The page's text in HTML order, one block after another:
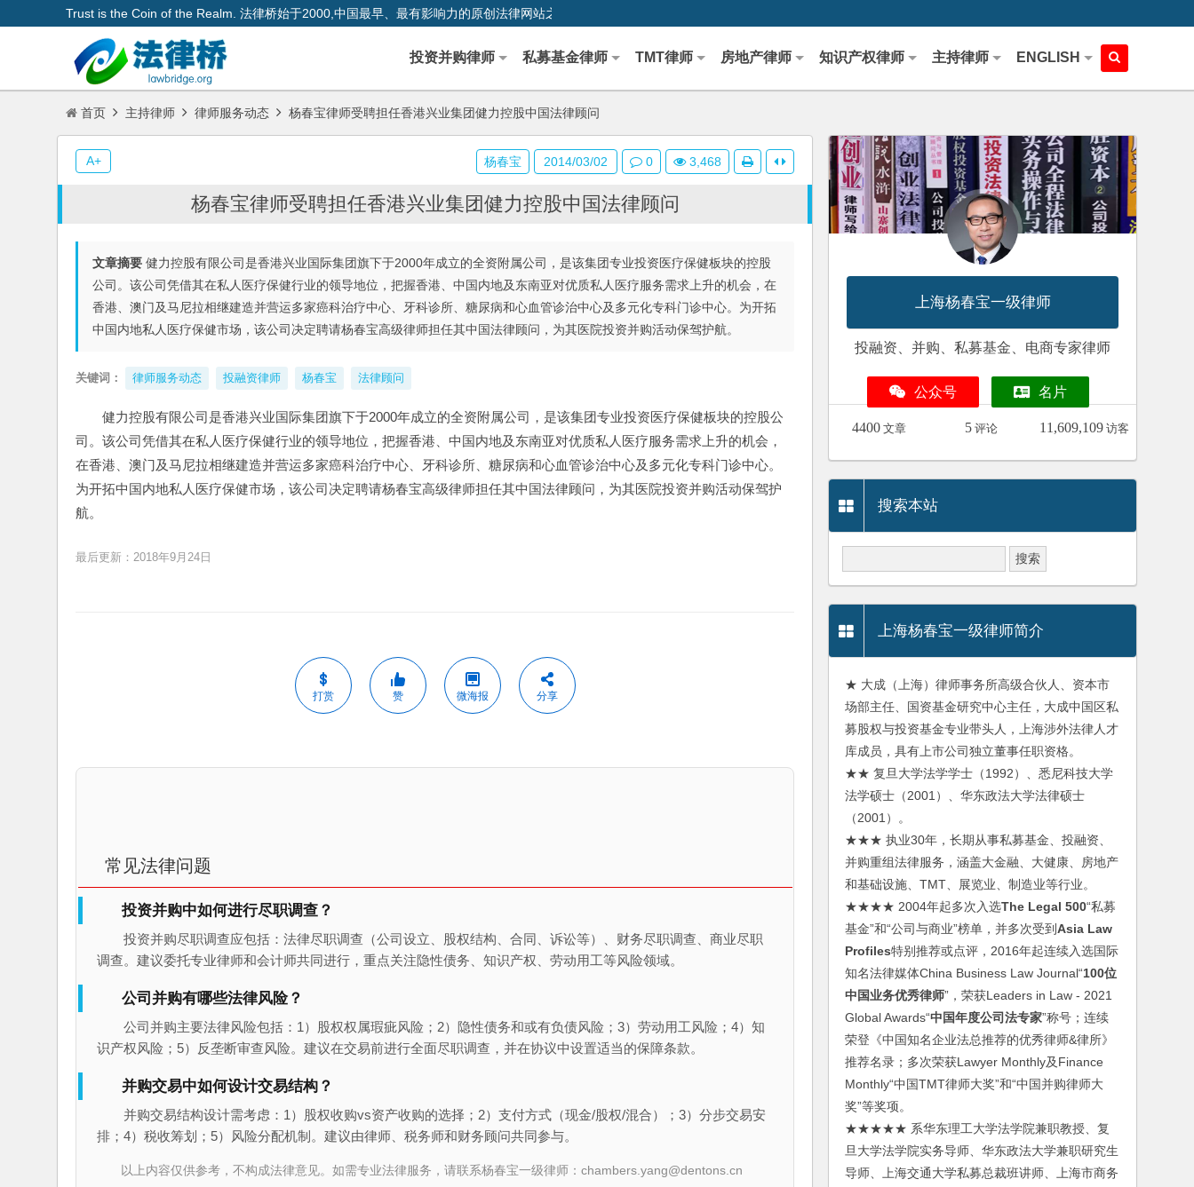
Trust is the Coin of the Realm. 法律桥始于2000,中国最早、最有影响力的原创法律网站之一
投资并购律师 私募基金律师 TMT律师 房地产律师 知识产权律师 主持律师 ENGLISH
首页 主持律师 律师服务动态 杨春宝律师受聘担任香港兴业集团健力控股中国法律顾问
杨春宝律师受聘担任香港兴业集团健力控股中国法律顾问
文章摘要 健力控股有限公司是香港兴业国际集团旗下于2000年成立的全资附属公司，是该集团专业投资医疗保健板块的控股
公司。该公司凭借其在私人医疗保健行业的领导地位，把握香港、中国内地及东南亚对优质私人医疗服务需求上升的机会，在
香港、澳门及马尼拉相继建造并营运多家癌科治疗中心、牙科诊所、糖尿病和心血管诊治中心及多元化专科门诊中心。为开拓
中国内地私人医疗保健市场，该公司决定聘请杨春宝高级律师担任其中国法律顾问，为其医院投资并购活动保驾护航。
关键词： 律师服务动态 投融资律师 杨春宝 法律顾问
健力控股有限公司是香港兴业国际集团旗下于2000年成立的全资附属公司，是该集团专业投资医疗保健板块的控股公
司。该公司凭借其在私人医疗保健行业的领导地位，把握香港、中国内地及东南亚对优质私人医疗服务需求上升的机会，
在香港、澳门及马尼拉相继建造并营运多家癌科治疗中心、牙科诊所、糖尿病和心血管诊治中心及多元化专科门诊中心。
为开拓中国内地私人医疗保健市场，该公司决定聘请杨春宝高级律师担任其中国法律顾问，为其医院投资并购活动保驾护
航。
最后更新：2018年9月24日
打赏 赞 微海报 分享
常见法律问题
投资并购中如何进行尽职调查？
投资并购尽职调查应包括：法律尽职调查（公司设立、股权结构、合同、诉讼等）、财务尽职调查、商业尽职
调查。建议委托专业律师和会计师共同进行，重点关注隐性债务、知识产权、劳动用工等风险领域。
公司并购有哪些法律风险？
公司并购主要法律风险包括：1）股权权属瑕疵风险；2）隐性债务和或有负债风险；3）劳动用工风险；4）知
识产权风险；5）反垄断审查风险。建议在交易前进行全面尽职调查，并在协议中设置适当的保障条款。
并购交易中如何设计交易结构？
并购交易结构设计需考虑：1）股权收购vs资产收购的选择；2）支付方式（现金/股权/混合）；3）分步交易安
排；4）税收筹划；5）风险分配机制。建议由律师、税务师和财务顾问共同参与。
以上内容仅供参考，不构成法律意见。如需专业法律服务，请联系杨春宝一级律师：chambers.yang@dentons.cn
杨春宝 2014/03/02 0 3,468
A+
上海杨春宝一级律师
投融资、并购、私募基金、电商专家律师
公众号 名片
4400 文章 5 评论 11,609,109 访客
搜索本站
上海杨春宝一级律师简介
★ 大成（上海）律师事务所高级合伙人、资本市
场部主任、国资基金研究中心主任，大成中国区私
募股权与投资基金专业带头人，上海涉外法律人才
库成员，具有上市公司独立董事任职资格。
★★ 复旦大学法学学士（1992）、悉尼科技大学
法学硕士（2001）、华东政法大学法律硕士
（2001）。
★★★ 执业30年，长期从事私募基金、投融资、
并购重组法律服务，涵盖大金融、大健康、房地产
和基础设施、TMT、展览业、制造业等行业。
★★★★ 2004年起多次入选The Legal 500“私募
基金”和“公司与商业”榜单，并多次受到Asia Law
Profiles特别推荐或点评，2016年起连续入选国际
知名法律媒体China Business Law Journal“100位
中国业务优秀律师”，荣获Leaders in Law - 2021
Global Awards“中国年度公司法专家”称号；连续
荣登《中国知名企业法总推荐的优秀律师&律所》
推荐名录；多次荣获Lawyer Monthly及Finance
Monthly“中国TMT律师大奖”和“中国并购律师大
奖”等奖项。
★★★★★ 系华东理工大学法学院兼职教授、复
旦大学法学院实务导师、华东政法大学兼职研究生
导师、上海交通大学私募总裁班讲师、上海市商务